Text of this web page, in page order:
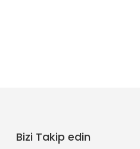
Bizi Takip edin